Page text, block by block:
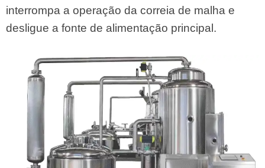
interrompa a operação da correia de malha e
desligue a fonte de alimentação principal.